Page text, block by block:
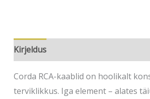
Kirjeldus
Corda RCA-kaablid on hoolikalt
terviklikkus. Iga element – ​​alates